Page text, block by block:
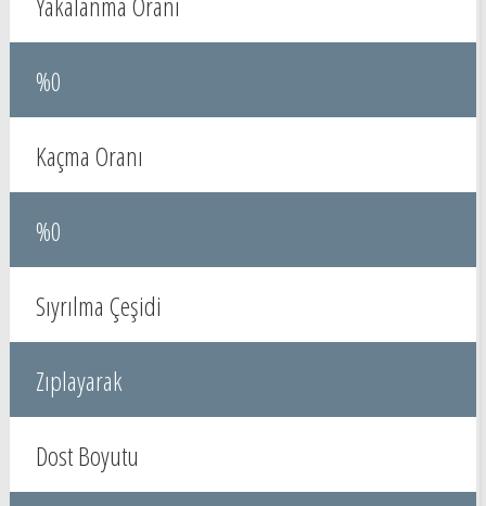
%0
Kaçma Oranı
%0
Sıyrılma Çeşidi
Zıplayarak
Dost Boyutu